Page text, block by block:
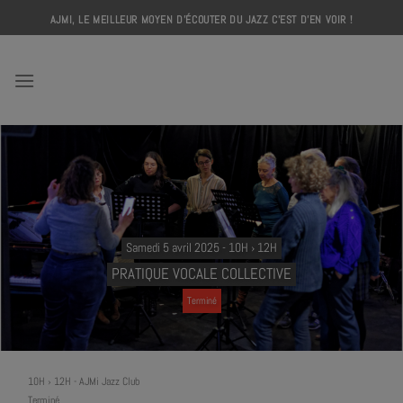
to
AJMI, LE MEILLEUR MOYEN D'ÉCOUTER DU JAZZ C'EST D'EN VOIR !
Samedi 5 avril 2025 - 10H › 12H
PRATIQUE VOCALE COLLECTIVE
Terminé
10H › 12H - AJMi Jazz Club